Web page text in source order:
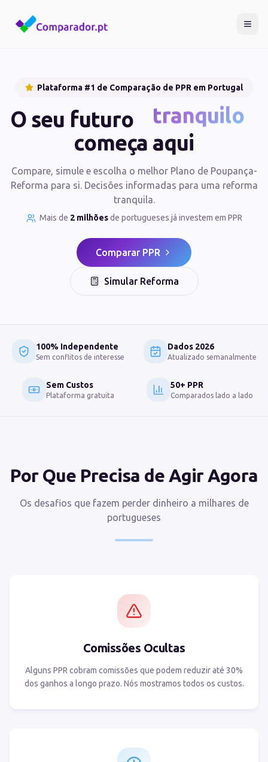
Plataforma #1 de Comparação de PPR em Portugal
O seu futuro
seguro
começa aqui
Compare, simule e escolha o melhor Plano de Poupança-
Reforma para si. Decisões informadas para uma reforma
tranquila.
Mais de 2 milhõesde portugueses já investem em PPR
Comparar PPR
Simular Reforma
100% Independente
Sem conflitos de interesse
Dados 2026
Atualizado semanalmente
Sem Custos
Plataforma gratuita
50+ PPR
Comparados lado a lado
Por Que Precisa de Agir Agora
Os desafios que fazem perder dinheiro a milhares de
portugueses
Comissões Ocultas
Alguns PPR cobram comissões que podem reduzir até 30%
dos ganhos a longo prazo. Nós mostramos todos os custos.